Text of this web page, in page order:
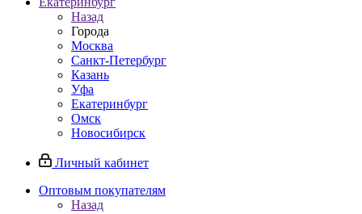
Назад
Города
Москва
Санкт-Петербург
Казань
Уфа
Екатеринбург
Омск
Новосибирск
Личный кабинет
Оптовым покупателям
Назад